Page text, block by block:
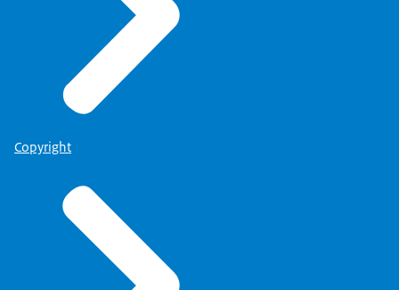
Copyright